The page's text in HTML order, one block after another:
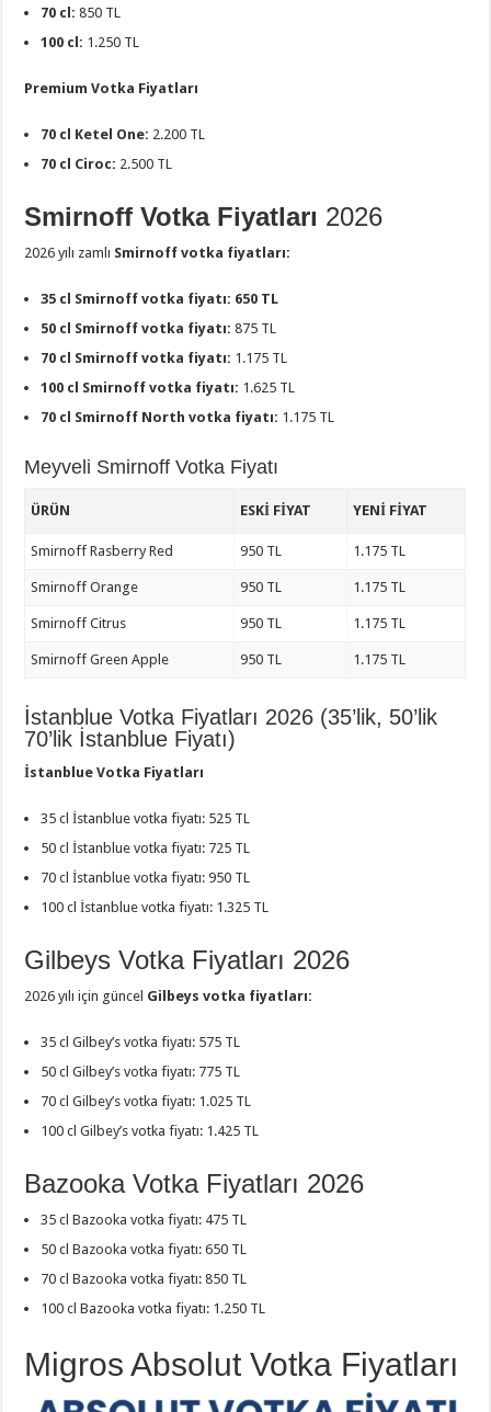
70 cl: 850 TL
100 cl: 1.250 TL
Premium Votka Fiyatları
70 cl Ketel One: 2.200 TL
70 cl Ciroc: 2.500 TL
Smirnoff Votka Fiyatları 2026
2026 yılı zamlı Smirnoff votka fiyatları:
35 cl Smirnoff votka fiyatı: 650 TL
50 cl Smirnoff votka fiyatı: 875 TL
70 cl Smirnoff votka fiyatı: 1.175 TL
100 cl Smirnoff votka fiyatı: 1.625 TL
70 cl Smirnoff North votka fiyatı: 1.175 TL
Meyveli Smirnoff Votka Fiyatı
ÜRÜN ESKI FIYAT YENI FIYAT
Smirnoff Rasberry Red 950 TL 1.175 TL
Smirnoff Orange 950 TL 1.175 TL
Smirnoff Citrus 950 TL 1.175 TL
Smirnoff Green Apple 950 TL 1.175 TL
İstanblue Votka Fiyatları 2026 (35’lik, 50’lik
70’lik İstanblue Fiyatı)
İstanblue Votka Fiyatları
35 cl İstanblue votka fiyatı: 525 TL
50 cl İstanblue votka fiyatı: 725 TL
70 cl İstanblue votka fiyatı: 950 TL
100 cl İstanblue votka fiyatı: 1.325 TL
Gilbeys Votka Fiyatları 2026
2026 yılı için güncel Gilbeys votka fiyatları:
35 cl Gilbey’s votka fiyatı: 575 TL
50 cl Gilbey’s votka fiyatı: 775 TL
70 cl Gilbey’s votka fiyatı: 1.025 TL
100 cl Gilbey’s votka fiyatı: 1.425 TL
Bazooka Votka Fiyatları 2026
35 cl Bazooka votka fiyatı: 475 TL
50 cl Bazooka votka fiyatı: 650 TL
70 cl Bazooka votka fiyatı: 850 TL
100 cl Bazooka votka fiyatı: 1.250 TL
Migros Absolut Votka Fiyatları